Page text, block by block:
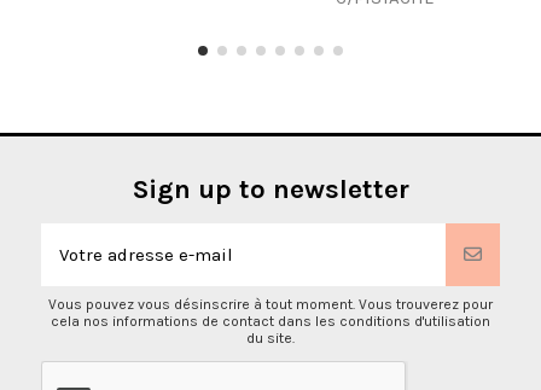
Sign up to newsletter
Vous pouvez vous désinscrire à tout moment. Vous trouverez pour
cela nos informations de contact dans les conditions d'utilisation
du site.